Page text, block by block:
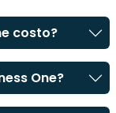
costo?
One?